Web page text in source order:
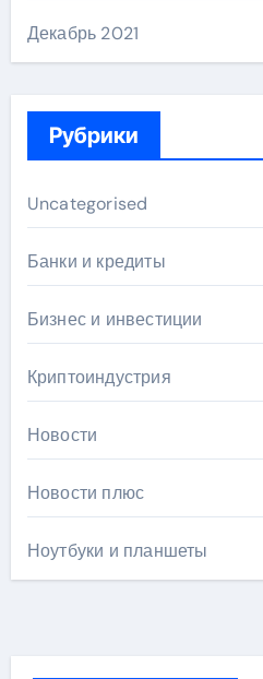
Декабрь 2021
Рубрики
Uncategorised
Банки и кредиты
Бизнес и инвестиции
Криптоиндустрия
Новости
Новости плюс
Ноутбуки и планшеты